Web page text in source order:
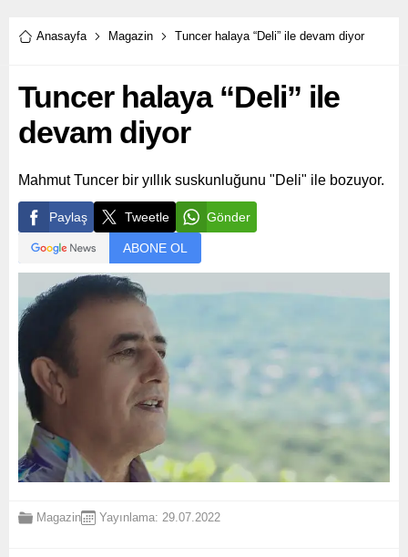
Anasayfa Magazin Tuncer halaya “Deli” ile devam diyor
Tuncer halaya “Deli” ile
devam diyor
Mahmut Tuncer bir yıllık suskunluğunu "Deli" ile bozuyor.
Paylaş Tweetle Gönder
ABONE OL
Magazin Yayınlama: 29.07.2022